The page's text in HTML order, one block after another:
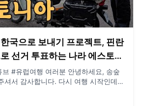
국으로 보내기 프로젝트, 핀란
선거 투표하는 나라 에스토니
생기는 일 (핀란드 🇫🇮)
러분 안녕하세요, 송숲
바랍니다. 오늘도 사랑합니다. 비즈